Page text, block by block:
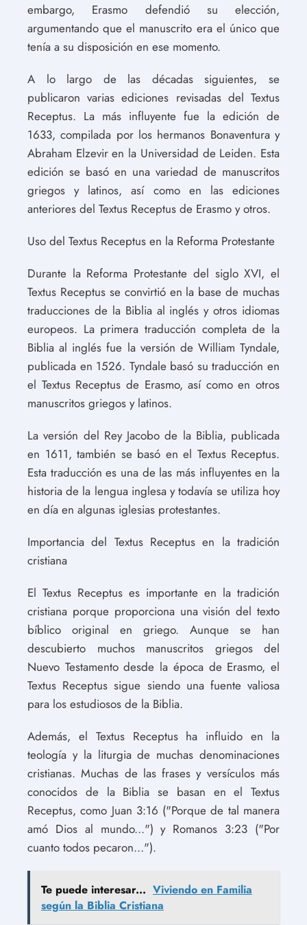
embargo, Erasmo defendió su elección,
argumentando que el manuscrito era el único que
tenía a su disposición en ese momento.
A lo largo de las décadas siguientes, se
publicaron varias ediciones revisadas del Textus
Receptus. La más influyente fue la edición de
1633, compilada por los hermanos Bonaventura y
Abraham Elzevir en la Universidad de Leiden. Esta
edición se basó en una variedad de manuscritos
griegos y latinos, así como en las ediciones
anteriores del Textus Receptus de Erasmo y otros.
Uso del Textus Receptus en la Reforma Protestante
Durante la Reforma Protestante del siglo XVI, el
Textus Receptus se convirtió en la base de muchas
traducciones de la Biblia al inglés y otros idiomas
europeos. La primera traducción completa de la
Biblia al inglés fue la versión de William Tyndale,
publicada en 1526. Tyndale basó su traducción en
el Textus Receptus de Erasmo, así como en otros
manuscritos griegos y latinos.
La versión del Rey Jacobo de la Biblia, publicada
en 1611, también se basó en el Textus Receptus.
Esta traducción es una de las más influyentes en la
historia de la lengua inglesa y todavía se utiliza hoy
en día en algunas iglesias protestantes.
Importancia del Textus Receptus en la tradición
cristiana
El Textus Receptus es importante en la tradición
cristiana porque proporciona una visión del texto
bíblico original en griego. Aunque se han
descubierto muchos manuscritos griegos del
Nuevo Testamento desde la época de Erasmo, el
Textus Receptus sigue siendo una fuente valiosa
para los estudiosos de la Biblia.
Además, el Textus Receptus ha influido en la
teología y la liturgia de muchas denominaciones
cristianas. Muchas de las frases y versículos más
conocidos de la Biblia se basan en el Textus
Receptus, como Juan 3:16 ("Porque de tal manera
amó Dios al mundo...") y Romanos 3:23 ("Por
cuanto todos pecaron...").
Te puede interesar... Viviendo en Familia
según la Biblia Cristiana